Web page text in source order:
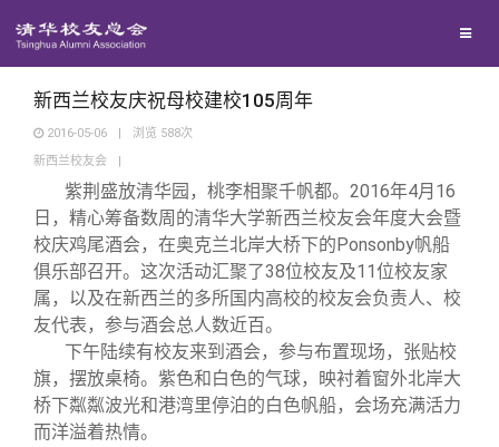
地区联络
院系校友工作
专业委员会
兴趣群体
回馈母校
捐赠新闻
捐赠纪事
捐赠方法
《清华校友通讯》
《水木清华》
我要订阅
百年清华
清华人物
清华故事
校友服务
终身学习
校友总会
新西兰校友庆祝母校建校105周年
2016-05-06 | 浏览 588次
新西兰校友会
|
紫荆盛放清华园，桃李相聚千帆都。2016年4月16
日，精心筹备数周的清华大学新西兰校友会年度大会暨
校庆鸡尾酒会，在奥克兰北岸大桥下的Ponsonby帆船
俱乐部召开。这次活动汇聚了38位校友及11位校友家
属，以及在新西兰的多所国内高校的校友会负责人、校
友代表，参与酒会总人数近百。
下午陆续有校友来到酒会，参与布置现场，张贴校
旗，摆放桌椅。紫色和白色的气球，映衬着窗外北岸大
桥下粼粼波光和港湾里停泊的白色帆船，会场充满活力
而洋溢着热情。